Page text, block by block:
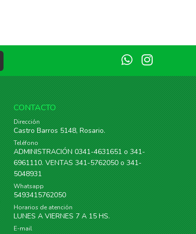
CONTACTO
Dirección
Castro Barros 5148, Rosario.
Teléfono
ADMINISTRACIÓN 0341-4631651 o 341-
6961110. VENTAS 341-5762050 o 341-
5048931
Whatsapp
5493415762050
Horarios de atención
LUNES A VIERNES 7 A 15 HS.
E-mail